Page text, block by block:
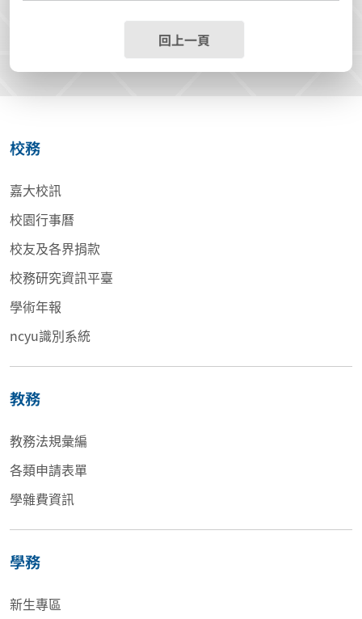
回上一頁
校務
嘉大校訊
校園行事曆
校友及各界捐款
校務研究資訊平臺
學術年報
ncyu識別系統
教務
教務法規彙編
各類申請表單
學雜費資訊
學務
新生專區